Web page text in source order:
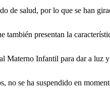
de salud, por lo que se han
también presentan la
Materno Infantil para dar a luz
no se ha suspendido en